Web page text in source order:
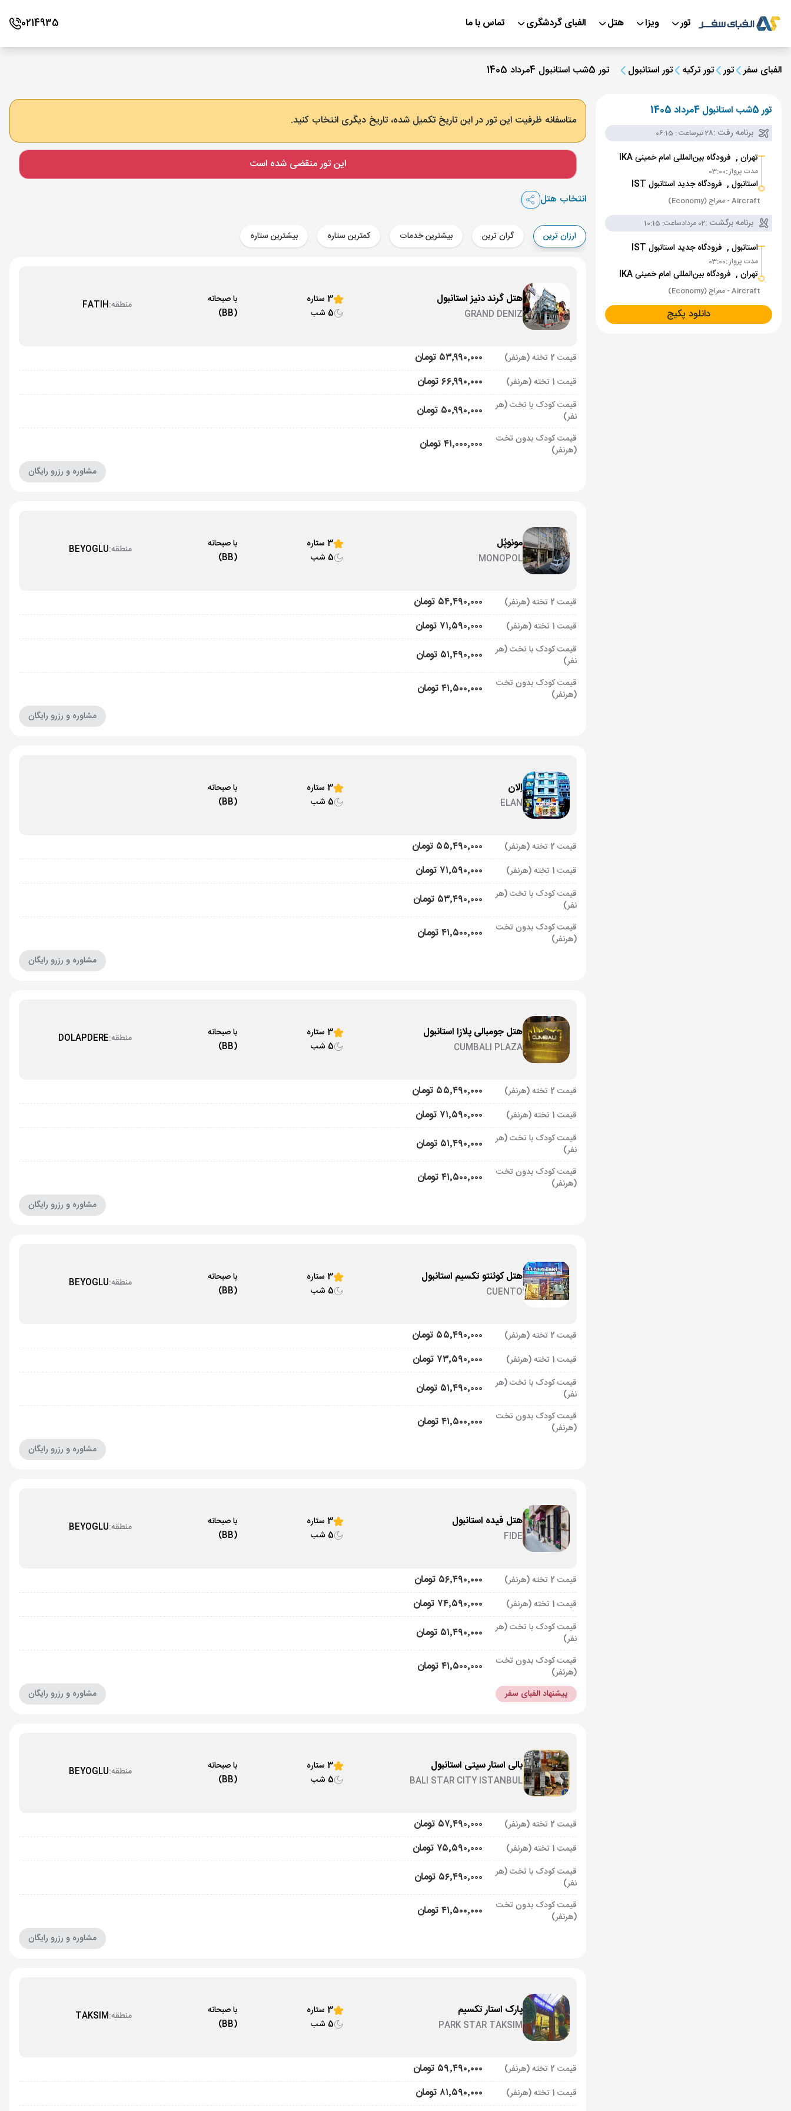
تور ویزا هتل الفبای گردشگری تماس با ما 0214935
الفبای سفر تور تور ترکیه تور استانبول تور 5شب استانبول 4مرداد 1405
تور 5شب استانبول 4مرداد 1405
برنامه رفت :28 تیر ساعت : 06:15
تهران , فرودگاه بین‌المللی امام خمینی IKA
مدت پرواز :03:00
استانبول , فرودگاه جدید استانبول IST
Aircraft - معراج (Economy)
برنامه برگشت :02 مرداد ساعت: 10:15
استانبول , فرودگاه جدید استانبول IST
مدت پرواز :03:00
تهران , فرودگاه بین‌المللی امام خمینی IKA
Aircraft - معراج (Economy)
دانلود پکیج
متاسفانه ظرفیت این تور در این تاریخ تکمیل شده، تاریخ دیگری انتخاب کنید.
این تور منقضی شده است
انتخاب هتل
ارزان ترین گران ترین بیشترین خدمات کمترین ستاره بیشترین ستاره
هتل گرند دنیز استانبول
GRAND DENIZ
3 ستاره
5 شب
با صبحانه
(BB)
منطقه:FATIH
قیمت 2 تخته (هرنفر) ۵۳٬۹۹۰٬۰۰۰ تومان
قیمت 1 تخته (هرنفر) ۶۶٬۹۹۰٬۰۰۰ تومان
قیمت کودک با تخت (هر
نفر)
۵۰٬۹۹۰٬۰۰۰ تومان
قیمت کودک بدون تخت
(هرنفر)
۴۱٬۰۰۰٬۰۰۰ تومان
مشاوره و رزرو رایگان
مونوپُل
MONOPOL
3 ستاره
5 شب
با صبحانه
(BB)
منطقه:BEYOGLU
قیمت 2 تخته (هرنفر) ۵۴٬۴۹۰٬۰۰۰ تومان
قیمت 1 تخته (هرنفر) ۷۱٬۵۹۰٬۰۰۰ تومان
قیمت کودک با تخت (هر
نفر)
۵۱٬۴۹۰٬۰۰۰ تومان
قیمت کودک بدون تخت
(هرنفر)
۴۱٬۵۰۰٬۰۰۰ تومان
مشاوره و رزرو رایگان
اِلان
ELAN
3 ستاره
5 شب
با صبحانه
(BB)
قیمت 2 تخته (هرنفر) ۵۵٬۴۹۰٬۰۰۰ تومان
قیمت 1 تخته (هرنفر) ۷۱٬۵۹۰٬۰۰۰ تومان
قیمت کودک با تخت (هر
نفر)
۵۳٬۴۹۰٬۰۰۰ تومان
قیمت کودک بدون تخت
(هرنفر)
۴۱٬۵۰۰٬۰۰۰ تومان
مشاوره و رزرو رایگان
هتل جومبالی پلازا استانبول
CUMBALI PLAZA
3 ستاره
5 شب
با صبحانه
(BB)
منطقه:DOLAPDERE
قیمت 2 تخته (هرنفر) ۵۵٬۴۹۰٬۰۰۰ تومان
قیمت 1 تخته (هرنفر) ۷۱٬۵۹۰٬۰۰۰ تومان
قیمت کودک با تخت (هر
نفر)
۵۱٬۴۹۰٬۰۰۰ تومان
قیمت کودک بدون تخت
(هرنفر)
۴۱٬۵۰۰٬۰۰۰ تومان
مشاوره و رزرو رایگان
هتل کوئنتو تکسیم استانبول
CUENTO
3 ستاره
5 شب
با صبحانه
(BB)
منطقه:BEYOGLU
قیمت 2 تخته (هرنفر) ۵۵٬۴۹۰٬۰۰۰ تومان
قیمت 1 تخته (هرنفر) ۷۳٬۵۹۰٬۰۰۰ تومان
قیمت کودک با تخت (هر
نفر)
۵۱٬۴۹۰٬۰۰۰ تومان
قیمت کودک بدون تخت
(هرنفر)
۴۱٬۵۰۰٬۰۰۰ تومان
مشاوره و رزرو رایگان
هتل فیده استانبول
FIDE
3 ستاره
5 شب
با صبحانه
(BB)
منطقه:BEYOGLU
قیمت 2 تخته (هرنفر) ۵۶٬۴۹۰٬۰۰۰ تومان
قیمت 1 تخته (هرنفر) ۷۴٬۵۹۰٬۰۰۰ تومان
قیمت کودک با تخت (هر
نفر)
۵۱٬۴۹۰٬۰۰۰ تومان
قیمت کودک بدون تخت
(هرنفر)
۴۱٬۵۰۰٬۰۰۰ تومان
پیشنهاد الفبای سفر مشاوره و رزرو رایگان
بالی استار سیتی استانبول
BALI STAR CITY ISTANBUL
3 ستاره
5 شب
با صبحانه
(BB)
منطقه:BEYOGLU
قیمت 2 تخته (هرنفر) ۵۷٬۴۹۰٬۰۰۰ تومان
قیمت 1 تخته (هرنفر) ۷۵٬۵۹۰٬۰۰۰ تومان
قیمت کودک با تخت (هر
نفر)
۵۶٬۴۹۰٬۰۰۰ تومان
قیمت کودک بدون تخت
(هرنفر)
۴۱٬۵۰۰٬۰۰۰ تومان
مشاوره و رزرو رایگان
پارک استار تکسیم
PARK STAR TAKSIM
3 ستاره
5 شب
با صبحانه
(BB)
منطقه:TAKSIM
قیمت 2 تخته (هرنفر) ۵۹٬۴۹۰٬۰۰۰ تومان
قیمت 1 تخته (هرنفر) ۸۱٬۵۹۰٬۰۰۰ تومان